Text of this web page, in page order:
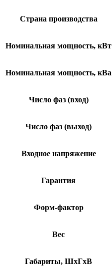
Страна производства
Номинальная мощность, кВт
Номинальная мощность, кВа
Число фаз (вход)
Число фаз (выход)
Входное напряжение
Гарантия
Форм-фактор
Вес
Габариты, ШхГхВ